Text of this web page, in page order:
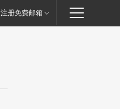
注册免费邮箱